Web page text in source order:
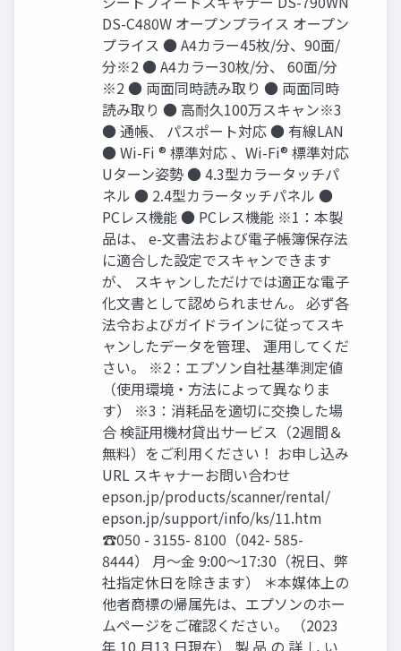
DS-C480W オープンプライス オープン
プライス ● A4カラー45枚/分、90面/
分※2 ● A4カラー30枚/分、 60面/分
※2 ● 両面同時読み取り ● 両面同時
読み取り ● 高耐久100万スキャン※3
● 通帳、 パスポート対応 ● 有線LAN
● Wi-Fi ® 標準対応 、Wi-Fi® 標準対応
Uターン姿勢 ● 4.3型カラータッチパ
ネル ● 2.4型カラータッチパネル ●
PCレス機能 ● PCレス機能 ※1：本製
品は、 e-文書法および電子帳簿保存法
に適合した設定でスキャンできます
が、 スキャンしただけでは適正な電子
化文書として認められません。 必ず各
法令およびガイドラインに従ってスキ
ャンしたデータを管理、 運用してくだ
さい。 ※2：エプソン自社基準測定値
（使用環境・方法によって異なりま
す） ※3：消耗品を適切に交換した場
合 検証用機材貸出サービス（2週間＆
無料）をご利用ください！ お申し込み
URL スキャナーお問い合わせ
epson.jp/products/scanner/rental/
epson.jp/support/info/ks/11.htm
☎050 - 3155- 8100（042- 585-
8444） 月〜金 9:00〜17:30（祝日、弊
社指定休日を除きます） ＊本媒体上の
他者商標の帰属先は、エプソンのホー
ムページをご確認ください。 （2023
年 10 月13 日現在） 製 品 の 詳 し い